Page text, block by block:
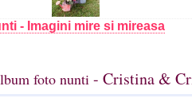
- Imagini mire si mireasa
foto nunti - Cristina &